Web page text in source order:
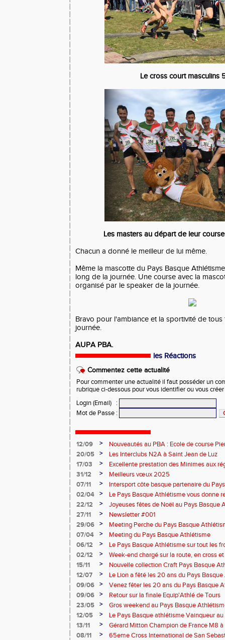
Le cross court masculins
Les masters au départ de leur
Chacun a donné le meilleur de lui même.
Même la mascotte du Pays Basque
long de la journée. Une course avec la
organisé par le speaker de la journée.
Bravo pour l'ambiance et la sportivité de
journée.
AUPA PBA.
les Réactions
Commentez cette actualité
Pour commenter une actualité il faut posséder un
rubrique ci-dessous pour vous identifier ou vous
Login (Email)
:
Mot de Passe :
12/09 >
Nouveautés au PBA : Ecole de course
20/05
>
Les Interclubs N2A à Saint Jean de Luz
17/03
>
Excellente prestation des Minimes aux
31/12
>
Meilleurs vœux 2025
07/11
>
Intersport côte basque partenaire du
02/04
>
Le Pays Basque Athlétisme vous donne
22/12
>
Joyeuses fêtes de Noël au Pays Basque
27/11
>
Newsletter #001
29/06
>
Meeting Perche du Pays Basque
07/04
>
Meeting du Pays Basque Athlétisme
06/12
>
Le Pays Basque Athlétisme sur tout les
02/12
>
Week-end chargé sur la route, en cross
15/11
>
Nouvelle collection Craft Pays Basque
12/07
>
Le Lion a fêté les 20 ans du Pays
09/06
>
Venez fêter les 20 ans du Pays Basque
09/06
>
Retour sur la finale Equip'Athlé de Tours
23/05
>
Gros weekend au Pays Basque
12/05
>
Le Pays Basque athlétisme Vainqueur au
13/11
>
Gérard Mitton Champion de France M8
des athlètes du PBA
08/11 > 65eme Cross International de San